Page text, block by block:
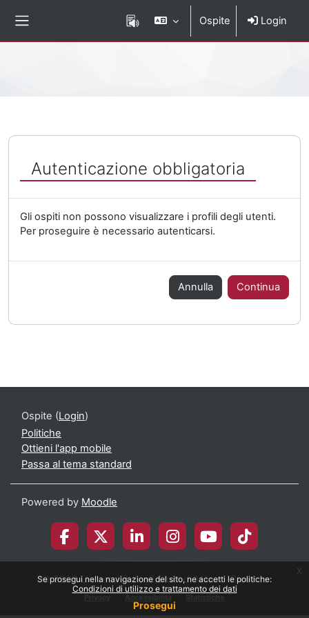
Se prosegui nella navigazione del sito, ne accetti le politiche:
Condizioni di utilizzo e trattamento dei dati
Prosegui
x
Ospite Login
Autenticazione obbligatoria
Gli ospiti non possono visualizzare i profili degli utenti.
Per proseguire è necessario autenticarsi.
Annulla Continua
Ospite (Login)
Politiche
Ottieni l'app mobile
Passa al tema standard
Powered by Moodle
© 2026 Università degli Studi di Milano-Bicocca